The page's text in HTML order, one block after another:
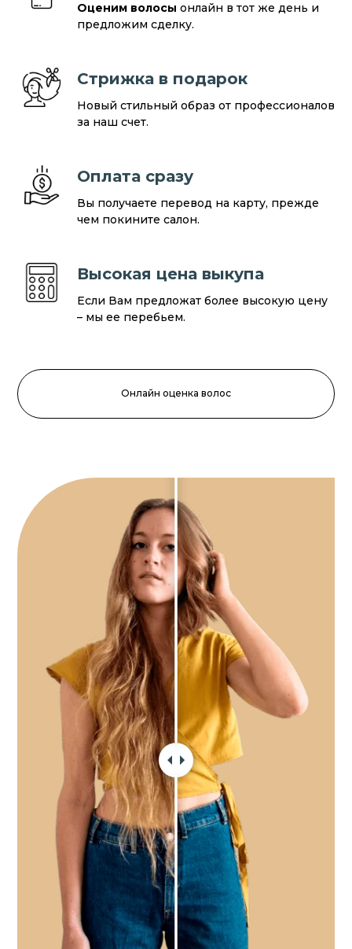
Оценим волосы онлайн в тот же день и
предложим сделку.
Стрижка в подарок
Новый стильный образ от профессионалов
за наш счет.
Оплата сразу
Вы получаете перевод на карту, прежде
чем покините салон.
Высокая цена выкупа
Если Вам предложат более высокую цену
– мы ее перебьем.
Онлайн оценка волос